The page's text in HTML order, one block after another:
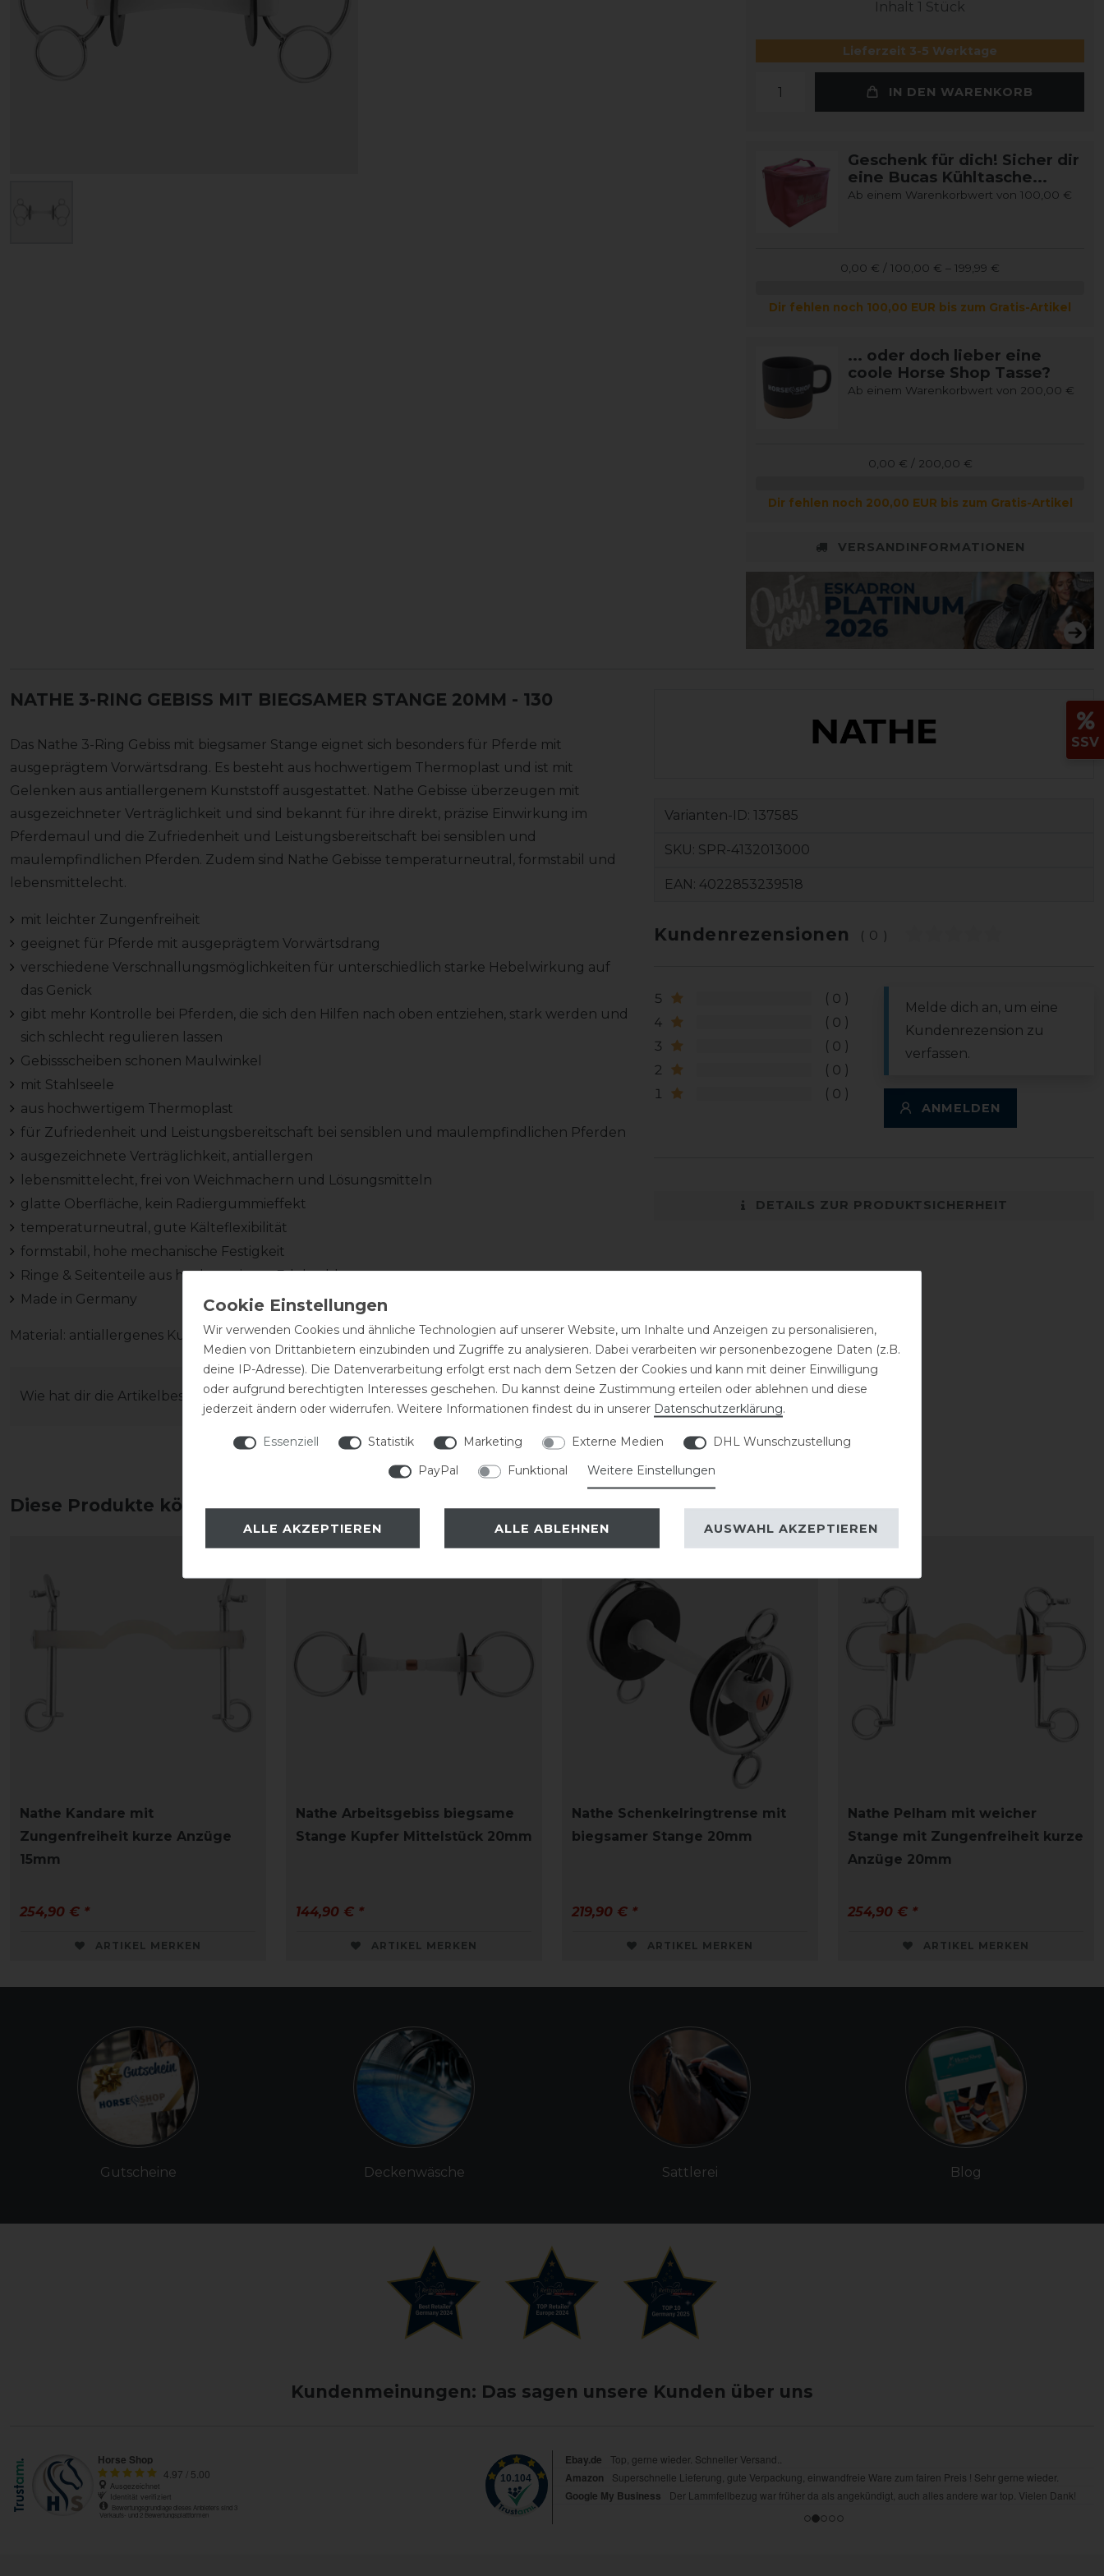
Inhalt 1 Stück
Lieferzeit 3-5 Werktage
IN DEN WARENKORB
Geschenk für dich! Sicher dir
eine Bucas Kühltasche...
Ab einem Warenkorbwert von 100,00 €
0,00 € / 100,00 € – 199,99 €
Dir fehlen noch 100,00 EUR bis zum Gratis-Artikel
... oder doch lieber eine
coole Horse Shop Tasse?
Ab einem Warenkorbwert von 200,00 €
0,00 € / 200,00 €
Dir fehlen noch 200,00 EUR bis zum Gratis-Artikel
VERSANDINFORMATIONEN
NATHE 3-RING GEBISS MIT BIEGSAMER STANGE 20MM - 130
Das Nathe 3-Ring Gebiss mit biegsamer Stange eignet sich besonders für Pferde mit
ausgeprägtem Vorwärtsdrang. Es besteht aus hochwertigem Thermoplast und ist mit
Gelenken aus antiallergenem Kunststoff ausgestattet. Nathe Gebisse überzeugen mit
ausgezeichneter Verträglichkeit und sind bekannt für ihre direkt, präzise Einwirkung im
Pferdemaul und die Zufriedenheit und Leistungsbereitschaft bei sensiblen und
maulempfindlichen Pferden. Zudem sind Nathe Gebisse temperaturneutral, formstabil und
lebensmittelecht.
mit leichter Zungenfreiheit
geeignet für Pferde mit ausgeprägtem Vorwärtsdrang
verschiedene Verschnallungsmöglichkeiten für unterschiedlich starke Hebelwirkung auf
das Genick
gibt mehr Kontrolle bei Pferden, die sich den Hilfen nach oben entziehen, stark werden und
sich schlecht regulieren lassen
Gebissscheiben schonen Maulwinkel
mit Stahlseele
aus hochwertigem Thermoplast
für Zufriedenheit und Leistungsbereitschaft bei sensiblen und maulempfindlichen Pferden
ausgezeichnete Verträglichkeit, antiallergen
lebensmittelecht, frei von Weichmachern und Lösungsmitteln
glatte Oberfläche, kein Radiergummieffekt
temperaturneutral, gute Kälteflexibilität
formstabil, hohe mechanische Festigkeit
Ringe & Seitenteile aus hochwertigem Edelstahl
Made in Germany
Material: antiallergenes Kunststoff und Thermoplast
Wie hat dir die Artikelbeschreibung gefallen?
Varianten-ID: 137585
SKU: SPR-4132013000
EAN: 4022853239518
Kundenrezensionen (0)
5
0
4
0
3
0
2
0
1
0
Melde dich an, um eine
Kundenrezension zu
verfassen.
ANMELDEN
DETAILS ZUR PRODUKTSICHERHEIT
Diese Produkte könnten dich auch interessieren
Nathe Kandare mit
Zungenfreiheit kurze Anzüge
15mm
254,90 € *
ARTIKEL MERKEN
Nathe Arbeitsgebiss biegsame
Stange Kupfer Mittelstück 20mm
144,90 € *
ARTIKEL MERKEN
Nathe Schenkelringtrense mit
biegsamer Stange 20mm
219,90 € *
ARTIKEL MERKEN
Nathe Pelham mit weicher
Stange mit Zungenfreiheit kurze
Anzüge 20mm
254,90 € *
ARTIKEL MERKEN
Gutscheine Deckenwäsche Sattlerei Blog
Kundenmeinungen: Das sagen unsere Kunden über uns
SSV
Wir verwenden Cookies und ähnliche Technologien auf unserer Website, um Inhalte und Anzeigen zu personalisieren,
Medien von Drittanbietern einzubinden und Zugriffe zu analysieren. Dabei verarbeiten wir personenbezogene Daten (z.B.
deine IP-Adresse). Die Datenverarbeitung erfolgt erst nach dem Setzen der Cookies und kann mit deiner Einwilligung
oder aufgrund berechtigten Interesses geschehen. Du kannst deine Zustimmung erteilen oder ablehnen und diese
jederzeit ändern oder widerrufen. Weitere Informationen findest du in unserer Daten­schutz­erklärung.
Essenziell Statistik Marketing Externe Medien
DHL Wunschzustellung
PayPal
Funktional Weitere Einstellungen
ALLE AKZEPTIEREN ALLE ABLEHNEN AUSWAHL AKZEPTIEREN